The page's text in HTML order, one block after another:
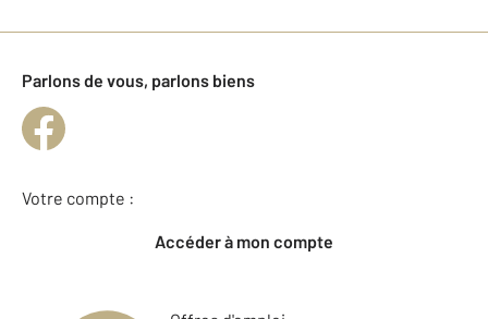
Parlons de vous, parlons biens
Votre compte :
Accéder à mon compte